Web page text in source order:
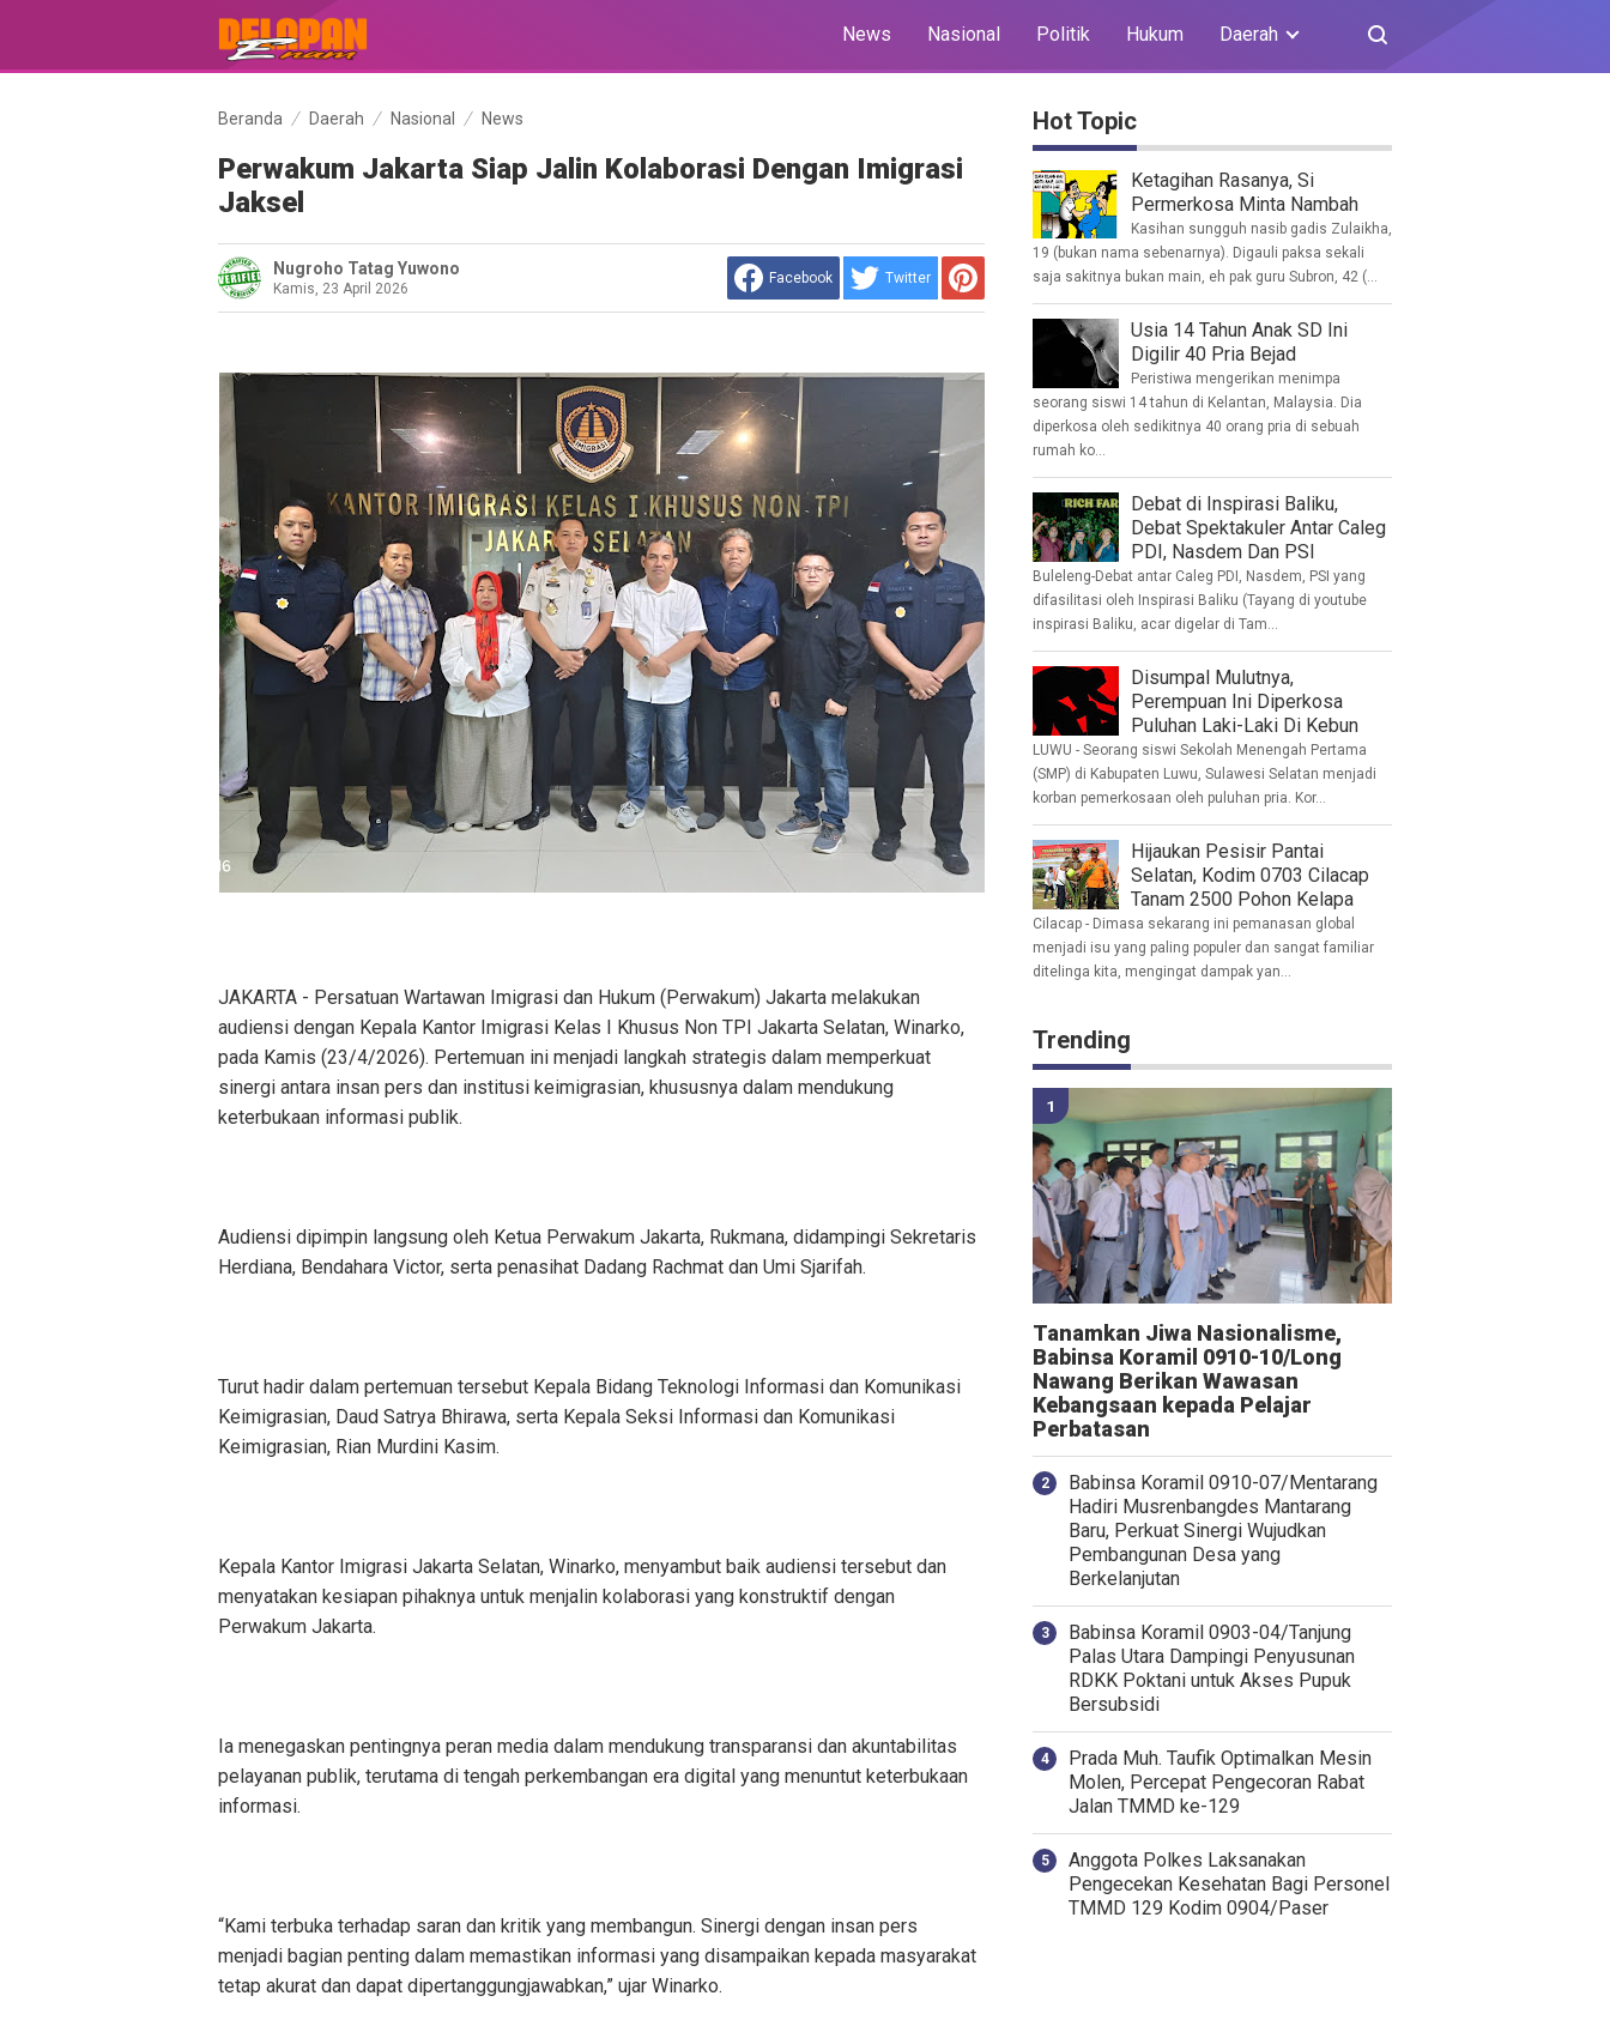
News Nasional Politik Hukum Daerah
Beranda Daerah Nasional News
Perwakum Jakarta Siap Jalin Kolaborasi Dengan Imigrasi
Jaksel
Nugroho Tatag Yuwono
Kamis, 23 April 2026
Facebook Twitter
JAKARTA - Persatuan Wartawan Imigrasi dan Hukum (Perwakum) Jakarta melakukan
audiensi dengan Kepala Kantor Imigrasi Kelas I Khusus Non TPI Jakarta Selatan, Winarko,
pada Kamis (23/4/2026). Pertemuan ini menjadi langkah strategis dalam memperkuat
sinergi antara insan pers dan institusi keimigrasian, khususnya dalam mendukung
keterbukaan informasi publik.
Audiensi dipimpin langsung oleh Ketua Perwakum Jakarta, Rukmana, didampingi Sekretaris
Herdiana, Bendahara Victor, serta penasihat Dadang Rachmat dan Umi Sjarifah.
Turut hadir dalam pertemuan tersebut Kepala Bidang Teknologi Informasi dan Komunikasi
Keimigrasian, Daud Satrya Bhirawa, serta Kepala Seksi Informasi dan Komunikasi
Keimigrasian, Rian Murdini Kasim.
Kepala Kantor Imigrasi Jakarta Selatan, Winarko, menyambut baik audiensi tersebut dan
menyatakan kesiapan pihaknya untuk menjalin kolaborasi yang konstruktif dengan
Perwakum Jakarta.
Ia menegaskan pentingnya peran media dalam mendukung transparansi dan akuntabilitas
pelayanan publik, terutama di tengah perkembangan era digital yang menuntut keterbukaan
informasi.
“Kami terbuka terhadap saran dan kritik yang membangun. Sinergi dengan insan pers
menjadi bagian penting dalam memastikan informasi yang disampaikan kepada masyarakat
tetap akurat dan dapat dipertanggungjawabkan,” ujar Winarko.
Hot Topic
Ketagihan Rasanya, Si
Permerkosa Minta Nambah
Kasihan sungguh nasib gadis Zulaikha,
19 (bukan nama sebenarnya). Digauli paksa sekali
saja sakitnya bukan main, eh pak guru Subron, 42 (...
Usia 14 Tahun Anak SD Ini
Digilir 40 Pria Bejad
Peristiwa mengerikan menimpa
seorang siswi 14 tahun di Kelantan, Malaysia. Dia
diperkosa oleh sedikitnya 40 orang pria di sebuah
rumah ko...
Debat di Inspirasi Baliku,
Debat Spektakuler Antar Caleg
PDI, Nasdem Dan PSI
Buleleng-Debat antar Caleg PDI, Nasdem, PSI yang
difasilitasi oleh Inspirasi Baliku (Tayang di youtube
inspirasi Baliku, acar digelar di Tam...
Disumpal Mulutnya,
Perempuan Ini Diperkosa
Puluhan Laki-Laki Di Kebun
LUWU - Seorang siswi Sekolah Menengah Pertama
(SMP) di Kabupaten Luwu, Sulawesi Selatan menjadi
korban pemerkosaan oleh puluhan pria. Kor...
Hijaukan Pesisir Pantai
Selatan, Kodim 0703 Cilacap
Tanam 2500 Pohon Kelapa
Cilacap - Dimasa sekarang ini pemanasan global
menjadi isu yang paling populer dan sangat familiar
ditelinga kita, mengingat dampak yan...
Trending
Tanamkan Jiwa Nasionalisme,
Babinsa Koramil 0910-10/Long
Nawang Berikan Wawasan
Kebangsaan kepada Pelajar
Perbatasan
Babinsa Koramil 0910-07/Mentarang
Hadiri Musrenbangdes Mantarang
Baru, Perkuat Sinergi Wujudkan
Pembangunan Desa yang
Berkelanjutan
‎Babinsa Koramil 0903-04/Tanjung
Palas Utara Dampingi Penyusunan
RDKK Poktani untuk Akses Pupuk
Bersubsidi
Prada Muh. Taufik Optimalkan Mesin
Molen, Percepat Pengecoran Rabat
Jalan TMMD ke-129
Anggota Polkes Laksanakan
Pengecekan Kesehatan Bagi Personel
TMMD 129 Kodim 0904/Paser